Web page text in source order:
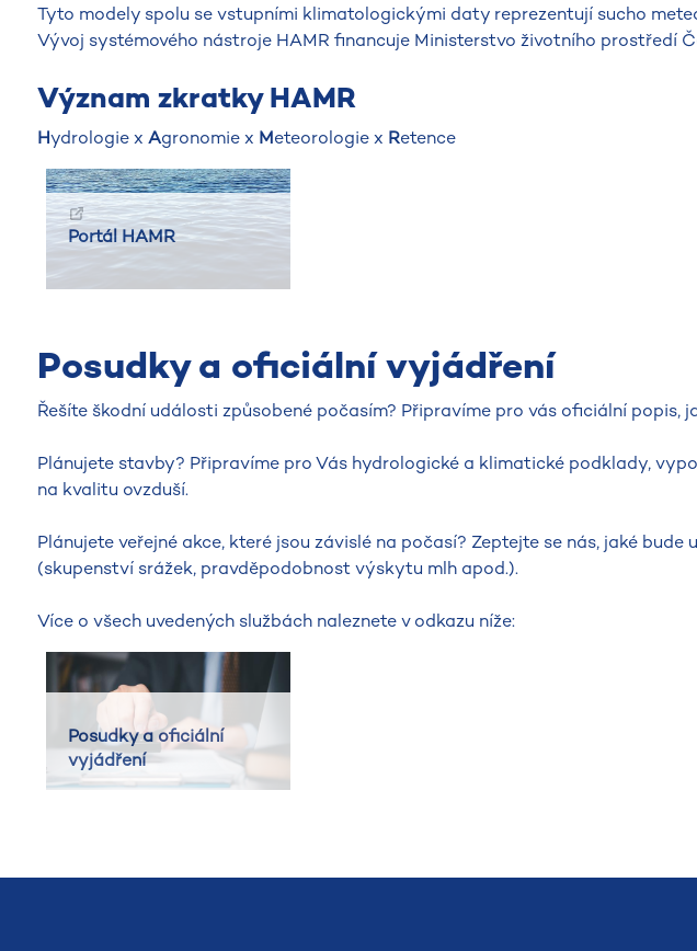
Tyto modely spolu se vstupními klimatologickými daty reprezentují sucho
Vývoj systémového nástroje HAMR financuje Ministerstvo životního prostředí
Význam zkratky HAMR
Hydrologie x Agronomie x Meteorologie x Retence
Portál HAMR
Posudky a oficiální vyjádření
Řešíte škodní události způsobené počasím? Připravíme pro vás oficiální popis,
Plánujete stavby? Připravíme pro Vás hydrologické a klimatické podklady,
na kvalitu ovzduší.
Plánujete veřejné akce, které jsou závislé na počasí? Zeptejte se nás, jaké
(skupenství srážek, pravděpodobnost výskytu mlh apod.).
Více o všech uvedených službách naleznete v odkazu níže:
Posudky a oficiální
vyjádření